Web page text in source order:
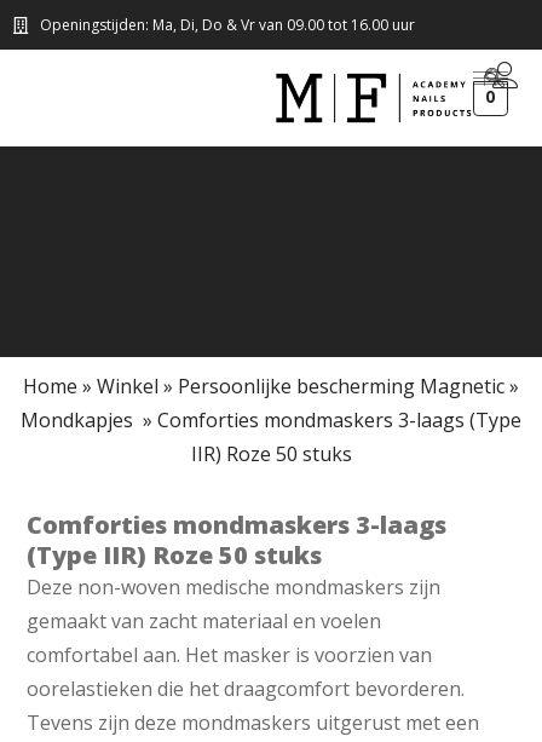
Openingstijden: Ma, Di, Do & Vr van 09.00 tot 16.00 uur
0
Home » Winkel » Persoonlijke bescherming Magnetic»
Mondkapjes ​ » Comforties mondmaskers 3-laags (Type
IIR) Roze 50 stuks
Comforties mondmaskers 3-laags
(Type IIR) Roze 50 stuks
Deze non-woven medische mondmaskers zijn
gemaakt van zacht materiaal en voelen
comfortabel aan. Het masker is voorzien van
oorelastieken die het draagcomfort bevorderen.
Tevens zijn deze mondmaskers uitgerust met een